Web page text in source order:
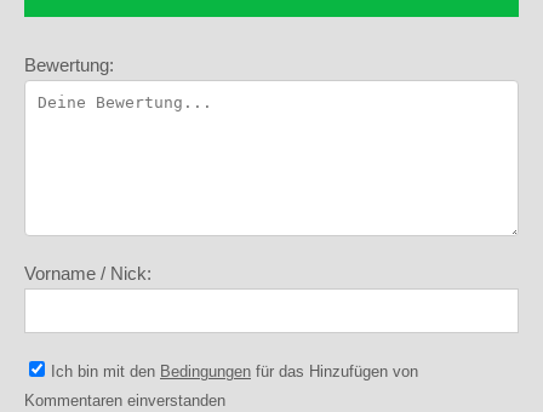
Bewertung:
Vorname / Nick:
Ich bin mit den Bedingungen für das Hinzufügen von
Kommentaren einverstanden